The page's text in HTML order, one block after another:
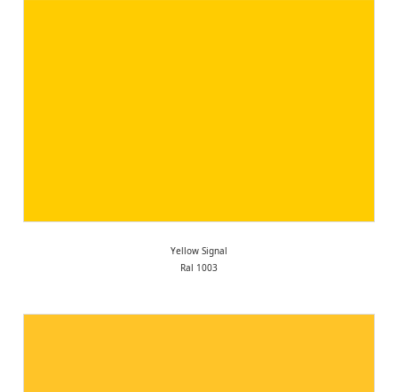
Yellow Signal
Ral 1003